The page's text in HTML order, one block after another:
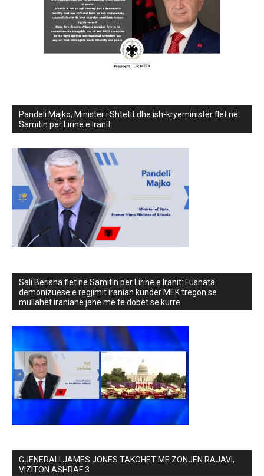
Pandeli Majko, Ministër i Shtetit dhe ish-kryeministër flet në
Samitin për Lirinë e Iranit
Sali Berisha flet në Samitin për Lirinë e Iranit: Fushata
demonizuese e regjimit iranian kundër MEK tregon se
mullahët iranianë janë më të dobët se kurrë
GJENERALI JAMES JONES TAKOHET ME ZONJËN RAJAVI,
VIZITON ASHRAF 3